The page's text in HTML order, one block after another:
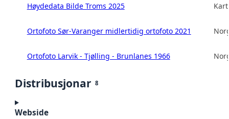
Høydedata Bilde Troms 2025
Ortofoto Sør-Varanger midlertidig ortofoto 2021
Ortofoto Larvik - Tjølling - Brunlanes 1966
Distribusjonar 8
Webside